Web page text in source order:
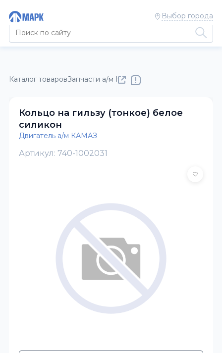
Выбор города
Каталог товаровЗапчасти а/м КАМАЗ
Кольцо на гильзу (тонкое) белое
силикон
Двигатель а/м КАМАЗ
Артикул: 740-1002031